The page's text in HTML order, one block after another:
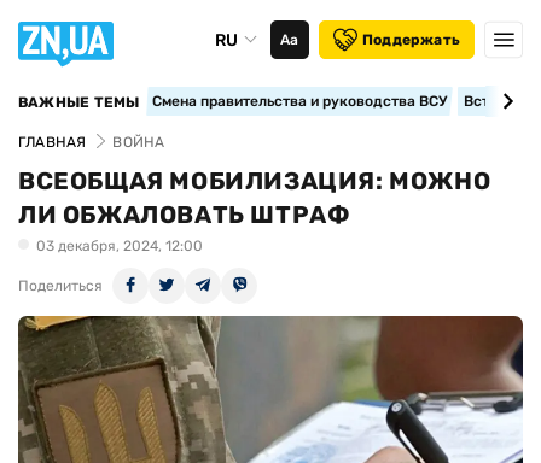
RU Аа Поддержать
ВАЖНЫЕ ТЕМЫ Смена правительства и руководства ВСУ
ГЛАВНАЯ ВОЙНА
ВСЕОБЩАЯ МОБИЛИЗАЦИЯ: МОЖНО
ЛИ ОБЖАЛОВАТЬ ШТРАФ
03 декабря, 2024, 12:00
Поделиться